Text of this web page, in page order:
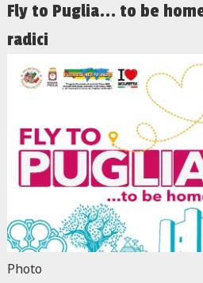
Fly to Puglia... to be
radici
Photo